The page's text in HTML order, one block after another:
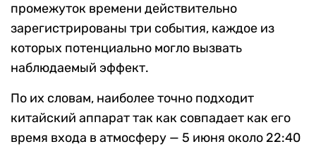
промежуток времени действительно
зарегистрированы три события, каждое из
которых потенциально могло вызвать
наблюдаемый эффект.
По их словам, наиболее точно подходит
китайский аппарат так как совпадает как его
время входа в атмосферу — 5 июня около 22:40